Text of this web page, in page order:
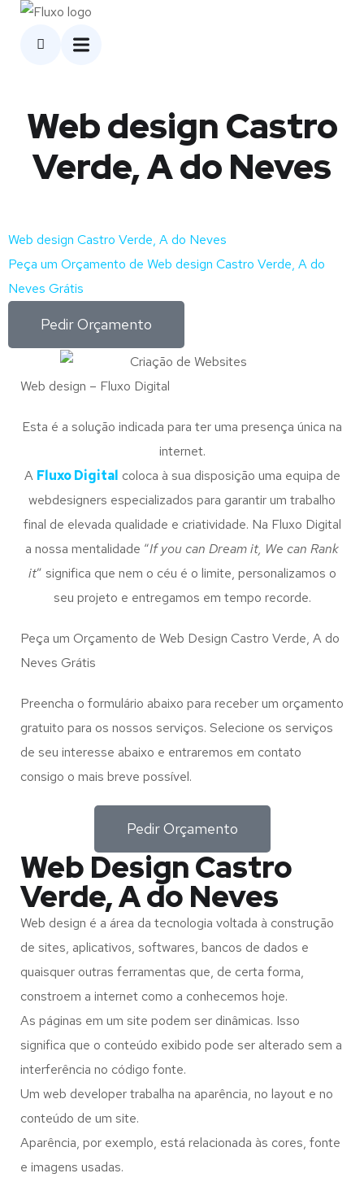
Web design Castro
Verde, A do Neves
Web design Castro Verde, A do Neves
Peça um Orçamento de Web design Castro Verde, A do
Neves Grátis
Pedir Orçamento
Web design – Fluxo Digital
Esta é a solução indicada para ter uma presença única na
internet.
A Fluxo Digital coloca à sua disposição uma equipa de
webdesigners especializados para garantir um trabalho
final de elevada qualidade e criatividade. Na Fluxo Digital
a nossa mentalidade “If you can Dream it, We can Rank
it” significa que nem o céu é o limite, personalizamos o
seu projeto e entregamos em tempo recorde.
Peça um Orçamento de Web Design Castro Verde, A do
Neves Grátis
Preencha o formulário abaixo para receber um orçamento
gratuito para os nossos serviços. Selecione os serviços
de seu interesse abaixo e entraremos em contato
consigo o mais breve possível.
Pedir Orçamento
Web Design Castro
Verde, A do Neves
Web design é a área da tecnologia voltada à construção
de sites, aplicativos, softwares, bancos de dados e
quaisquer outras ferramentas que, de certa forma,
constroem a internet como a conhecemos hoje.
As páginas em um site podem ser dinâmicas. Isso
significa que o conteúdo exibido pode ser alterado sem a
interferência no código fonte.
Um web developer trabalha na aparência, no layout e no
conteúdo de um site.
Aparência, por exemplo, está relacionada às cores, fonte
e imagens usadas.